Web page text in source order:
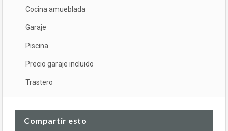
Cocina amueblada
Garaje
Piscina
Precio garaje incluido
Trastero
Compartir esto